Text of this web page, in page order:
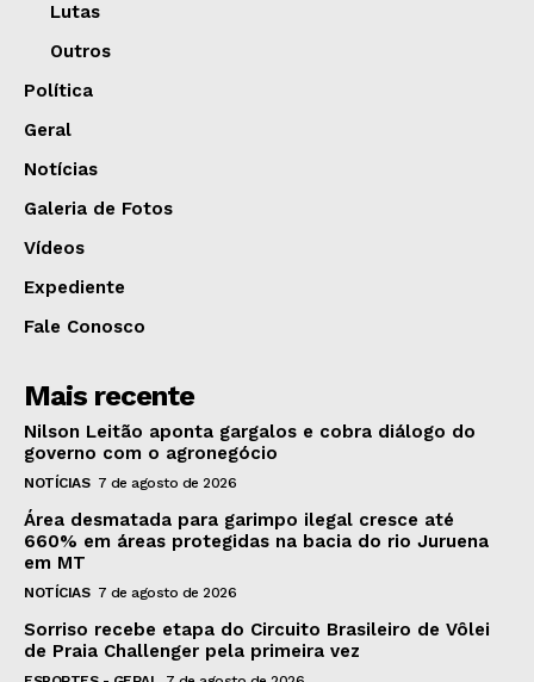
Lutas
Outros
Política
Geral
Notícias
Galeria de Fotos
Vídeos
Expediente
Fale Conosco
Mais recente
Nilson Leitão aponta gargalos e cobra diálogo do
governo com o agronegócio
NOTÍCIAS 7 de agosto de 2026
Área desmatada para garimpo ilegal cresce até
660% em áreas protegidas na bacia do rio Juruena
em MT
NOTÍCIAS 7 de agosto de 2026
Sorriso recebe etapa do Circuito Brasileiro de Vôlei
de Praia Challenger pela primeira vez